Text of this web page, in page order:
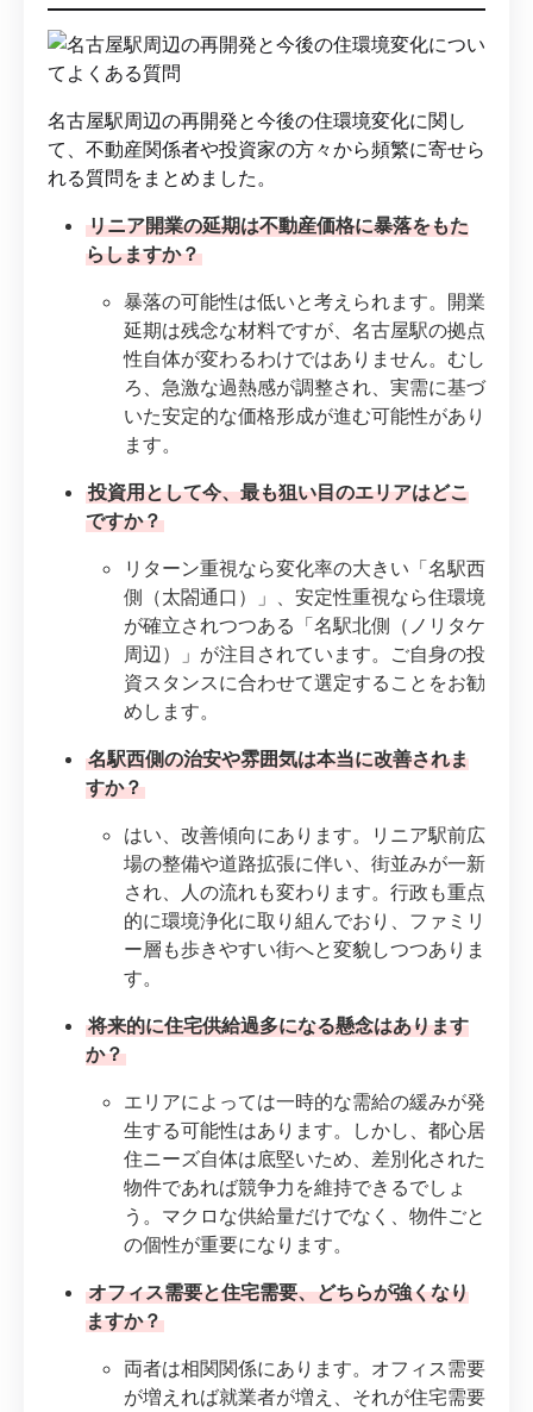
名古屋駅周辺の再開発と今後の住環境変化に関し
て、不動産関係者や投資家の方々から頻繁に寄せら
れる質問をまとめました。
リニア開業の延期は不動産価格に暴落をもた
らしますか？
暴落の可能性は低いと考えられます。開業
延期は残念な材料ですが、名古屋駅の拠点
性自体が変わるわけではありません。むし
ろ、急激な過熱感が調整され、実需に基づ
いた安定的な価格形成が進む可能性があり
ます。
投資用として今、最も狙い目のエリアはどこ
ですか？
リターン重視なら変化率の大きい「名駅西
側（太閤通口）」、安定性重視なら住環境
が確立されつつある「名駅北側（ノリタケ
周辺）」が注目されています。ご自身の投
資スタンスに合わせて選定することをお勧
めします。
名駅西側の治安や雰囲気は本当に改善されま
すか？
はい、改善傾向にあります。リニア駅前広
場の整備や道路拡張に伴い、街並みが一新
され、人の流れも変わります。行政も重点
的に環境浄化に取り組んでおり、ファミリ
ー層も歩きやすい街へと変貌しつつありま
す。
将来的に住宅供給過多になる懸念はあります
か？
エリアによっては一時的な需給の緩みが発
生する可能性はあります。しかし、都心居
住ニーズ自体は底堅いため、差別化された
物件であれば競争力を維持できるでしょ
う。マクロな供給量だけでなく、物件ごと
の個性が重要になります。
オフィス需要と住宅需要、どちらが強くなり
ますか？
両者は相関関係にあります。オフィス需要
が増えれば就業者が増え、それが住宅需要